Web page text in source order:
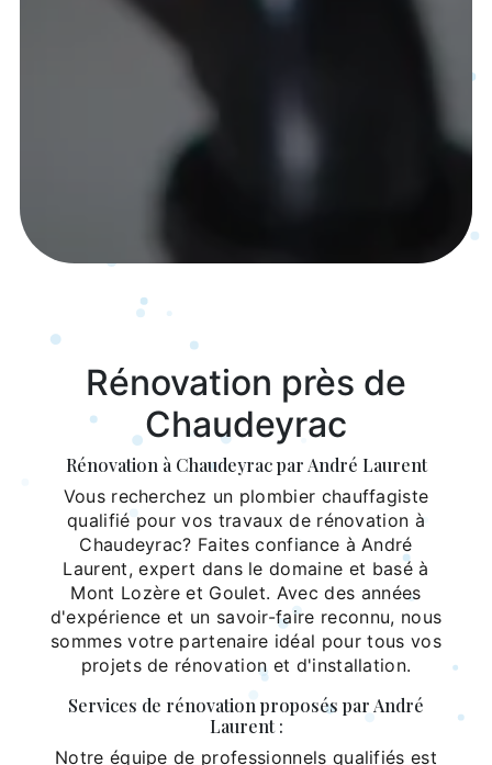
Rénovation près de
Chaudeyrac
Rénovation à Chaudeyrac par André Laurent
Vous recherchez un plombier chauffagiste
qualifié pour vos travaux de rénovation à
Chaudeyrac? Faites confiance à André
Laurent, expert dans le domaine et basé à
Mont Lozère et Goulet. Avec des années
d'expérience et un savoir-faire reconnu, nous
sommes votre partenaire idéal pour tous vos
projets de rénovation et d'installation.
Services de rénovation proposés par André
Laurent :
Notre équipe de professionnels qualifiés est